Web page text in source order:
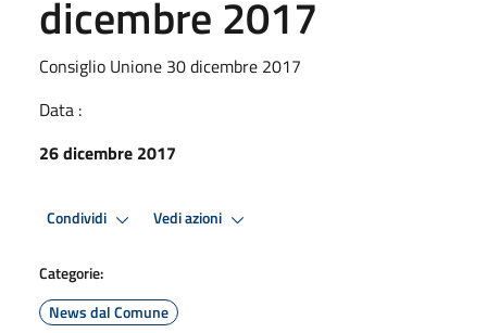
dicembre 2017
Consiglio Unione 30 dicembre 2017
Data :
26 dicembre 2017
Condividi Vedi azioni
Categorie:
News dal Comune